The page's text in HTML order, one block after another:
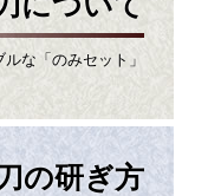
な「のみセット」
の研ぎ方